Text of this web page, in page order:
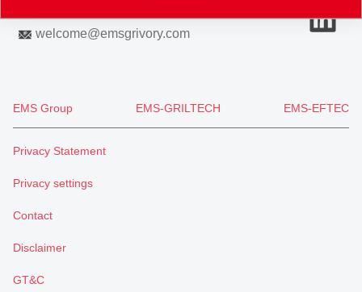
welcome@emsgrivory.com
EMS Group EMS-GRILTECH EMS-EFTEC
Privacy Statement
Privacy settings
Contact
Disclaimer
GT&C